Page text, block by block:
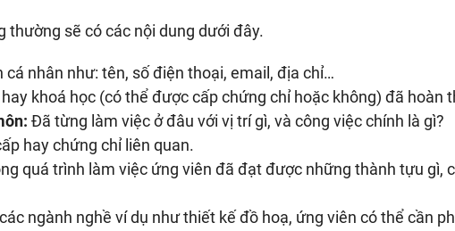
thường sẽ có các nội dung dưới đây.
cá nhân như: tên, số điện thoại, email, địa chỉ…
khoá học (có thể được cấp chứng chỉ hoặc không) đã hoàn
Đã từng làm việc ở đâu với vị trí gì, và công việc chính là gì?
hay chứng chỉ liên quan.
quá trình làm việc ứng viên đã đạt được những thành tựu gì,
ngành nghề ví dụ như thiết kế đồ hoạ, ứng viên có thể cần